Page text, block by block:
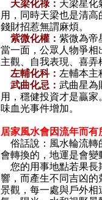
天梁化祿： 天梁星化
用，同時天梁也是清
錢財招惹無謂麻煩。
紫微化權： 紫微為帝
當一面，公眾人物爭
主觀、自我表現、喜
左輔化科： 左輔本主
武曲化忌： 武曲星為
用，穩健投資才是贏
味血光事件增加。
居家風水會因流年而有
俗話說：風水輪流轉
會轉換的，地運是會
您的用事地點若果長
響，而產生不同吉凶
景觀，每一處與戶外